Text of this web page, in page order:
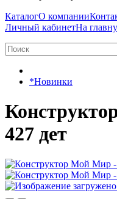
КаталогО компании
Личный кабинетНа
*Новинки
427 дет